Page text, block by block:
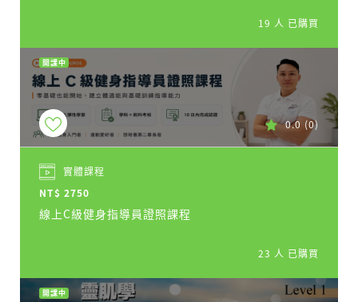
19 人 已購買
開課中
0.0 (0)
實體課程
NT$ 2750
線上C級健身指導員證照課程
23 人 已購買
開課中